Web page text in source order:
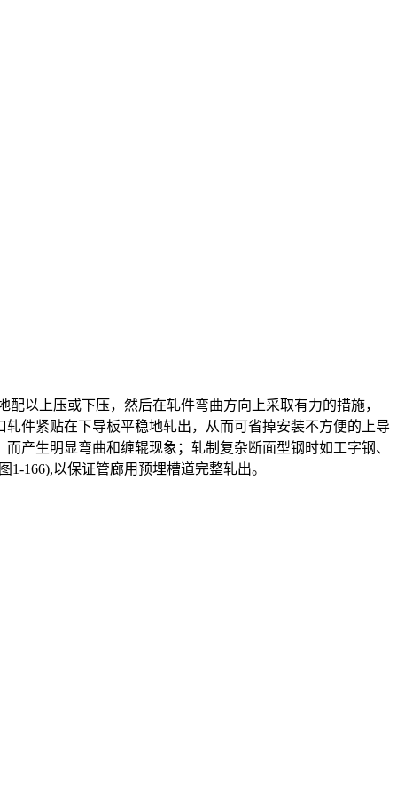
以上压或下压，然后在轧件弯曲方向上采取有力的措施，
件紧贴在下导板平稳地轧出，从而可省掉安装不方便的上导
产生明显弯曲和缠辊现象；轧制复杂断面型钢时如工字钢、
166),以保证管廊用预埋槽道完整轧出。